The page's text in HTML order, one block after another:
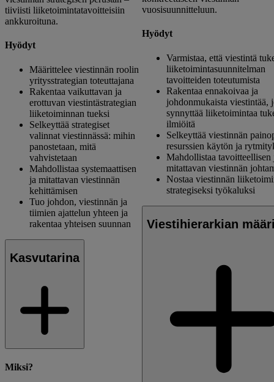
tiiviisti liiketoimintatavoitteisiin
ankkuroituna.
Hyödyt
Määrittelee viestinnän roolin
yritysstrategian toteuttajana
Rakentaa vaikuttavan ja
erottuvan viestintästrategian
liiketoiminnan tueksi
Selkeyttää strategiset
valinnat viestinnässä: mihin
panostetaan, mitä
vahvistetaan
Mahdollistaa systemaattisen
ja mitattavan viestinnän
kehittämisen
Tuo johdon, viestinnän ja
tiimien ajattelun yhteen ja
rakentaa yhteisen suunnan
Kasvutarina
Miksi?
vuosisuunnitteluun.
Hyödyt
Varmistaa, että viestintä
liiketoimintasuunnitelman
tavoitteiden toteutumista
Rakentaa ennakoivaa ja
johdonmukaista viestintää,
synnyttää liiketoimintaa
ilmiöitä
Selkeyttää viestinnän
resurssien käytön ja
Mahdollistaa tavoitteellisen
mitattavan viestinnän
Nostaa viestinnän
strategiseksi työkaluksi
Viestihierarkian